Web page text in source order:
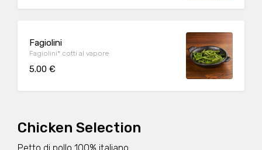
Fagiolini
Fagiolini* cotti al vapore
5.00 €
Chicken Selection